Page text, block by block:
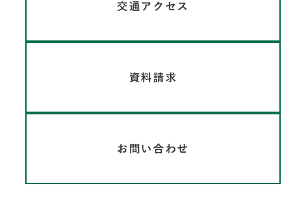
交通アクセス
資料請求
お問い合わせ